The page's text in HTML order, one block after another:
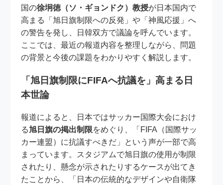
国の徐坰徳（ソ・ギョンドク）教授が日本国内で
高まる「旭日旗制限への反発」や「神風応援」へ
の警告を発し、日韓双方で議論を呼んでいます。
ここでは、最近の報道内容を整理しながら、問題
の背景と今後の課題をわかりやすく解説します。
「旭日旗制限にFIFAへ抗議を」高まる日
本世論
報道によると、日本ではサッカー国際大会におけ
る旭日旗の掲出制限をめぐり、「FIFA（国際サッ
カー連盟）に抗議すべきだ」という声が一部で高
まっています。スタジアムで旭日旗の使用が制限
されたり、懸念が示されたりするケースが出てき
たことから、「日本の伝統的なデザインや自衛隊